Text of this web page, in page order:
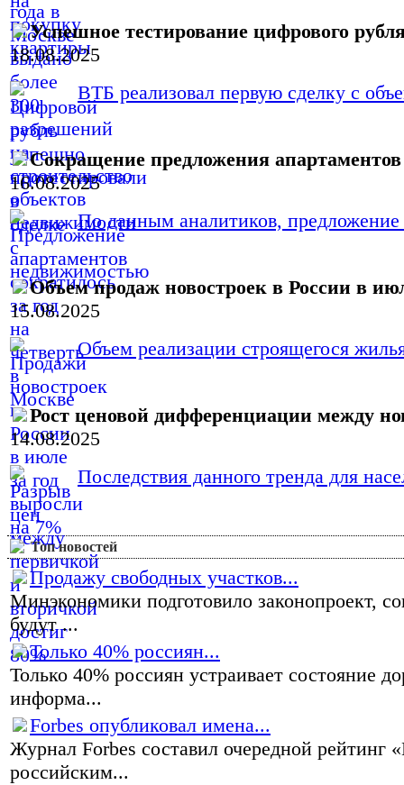
Успешное тестирование цифрового
18.08.2025
ВТБ реализовал первую сделку с
Сокращение предложения
16.08.2025
По данным аналитиков, предложение
Объем продаж новостроек в России в
15.08.2025
Объем реализации строящегося
Рост ценовой дифференциации между
14.08.2025
Последствия данного тренда для
Топ новостей
Продажу свободных участков...
Минэкономики подготовило законопроект,
будут ...
Только 40% россиян...
Только 40% россиян устраивает состояние
информа...
Forbes опубликовал имена...
Журнал Forbes составил очередной
российским...